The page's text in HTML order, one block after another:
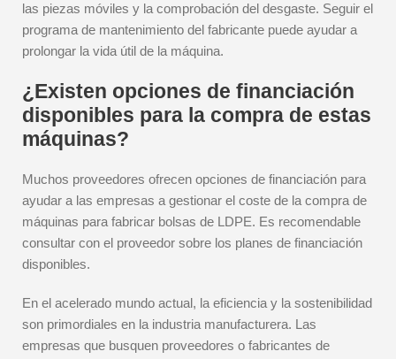
las piezas móviles y la comprobación del desgaste. Seguir el
programa de mantenimiento del fabricante puede ayudar a
prolongar la vida útil de la máquina.
¿Existen opciones de financiación
disponibles para la compra de estas
máquinas?
Muchos proveedores ofrecen opciones de financiación para
ayudar a las empresas a gestionar el coste de la compra de
máquinas para fabricar bolsas de LDPE. Es recomendable
consultar con el proveedor sobre los planes de financiación
disponibles.
En el acelerado mundo actual, la eficiencia y la sostenibilidad
son primordiales en la industria manufacturera. Las
empresas que busquen proveedores o fabricantes de